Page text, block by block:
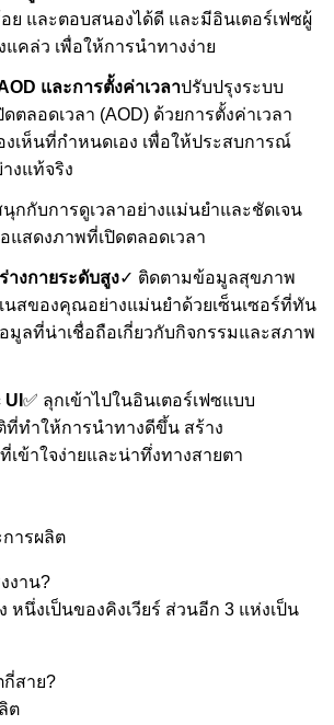
ย และตอบสนองได้ดี และมีอินเตอร์เฟซผู้
คล่ว เพื่อให้การนําทางง่าย
และการตั้งค่าเวลาปรับปรุงระบบ
ตลอดเวลา (AOD) ด้วยการตั้งค่าเวลา
งเห็นที่กําหนดเอง เพื่อให้ประสบการณ์
งแท้จริง
นุกกับการดูเวลาอย่างแม่นยําและชัดเจน
แสดงภาพที่เปิดตลอดเวลา
างกายระดับสูง✓ ติดตามข้อมูลสุขภาพ
นสของคุณอย่างแม่นยําด้วยเซ็นเซอร์ที่ทัน
มูลที่น่าเชื่อถือเกี่ยวกับกิจกรรมและสภาพ
✅ ลุกเข้าไปในอินเตอร์เฟซแบบ
ที่ทําให้การนําทางดีขึ้น สร้าง
ข้าใจง่ายและน่าทึ่งทางสายตา
ารผลิต
งาน?
หนึ่งเป็นของคิงเวียร์ ส่วนอีก 3 แห่งเป็น
สาย?
ต